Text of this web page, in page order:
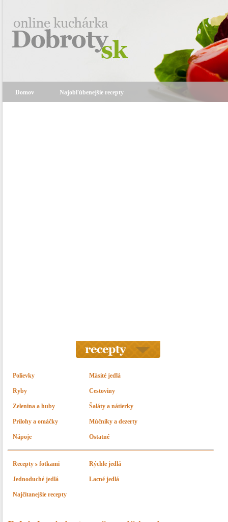
Domov Najobľúbenejšie recepty
Polievky Mäsité jedlá
Ryby Cestoviny
Zelenina a huby Šaláty a nátierky
Prílohy a omáčky Múčniky a dezerty
Nápoje Ostatné
Recepty s fotkami Rýchle jedlá
Jednoduché jedlá Lacné jedlá
Najčítanejšie recepty